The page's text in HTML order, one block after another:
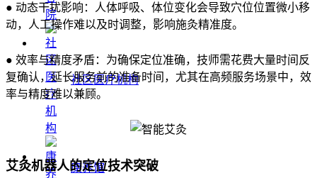
社区医疗机构
康养馆
● 动态干扰影响：人体呼吸、体位变化会导致穴位位置微小移
动，人工操作难以及时调整，影响施灸精准度。
● 效率与精度矛盾：为确保定位准确，技师需花费大量时间反
复确认，延长服务前的准备时间，尤其在高频服务场景中，效
率与精度难以兼顾。
艾灸机器人的定位技术突破